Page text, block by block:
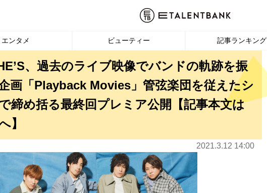
エンタメ ビューティー 記事ランキング
、過去のライブ映像でバンドの軌跡を振
画「Playback Movies」管弦楽団を従えたシ
締め括る最終回プレミア公開【記事本文は
】
2021.3.12 14:00